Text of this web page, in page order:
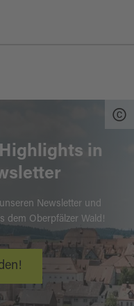
in
Newsletter und
dem Oberpfälzer Wald!